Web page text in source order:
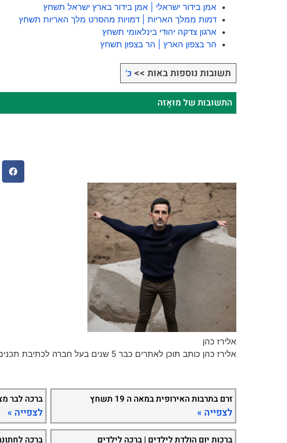
אמן בידור ישראלי | אמן בידור בארץ ישראל תשחץ
דמות ממלך האריות | דמויות מהסרט מלך האריות תשחץ
ארגון צדקה יהודי בינלאומי תשחץ
הר בצפון הארץ | הר בצפון תשחץ
תשובות נוספות באות >> כ'
התשובות של מוּאָזה
אלירז כהן
אלירז כהן כותב תוכן לאתרים כבר 5 שנים בעל חברה לכתיבת תכנים וקידום ברשת במגוון נושאים חמים ומעניינים.
זרם בתרבות האירופית במאה ה 19 תשחץ
לצפייה »
ברכה לבר מצווה – 100+ ברכות
לצפייה »
ברכות יום הולדת לילדים | ברכה לילדים ברכה